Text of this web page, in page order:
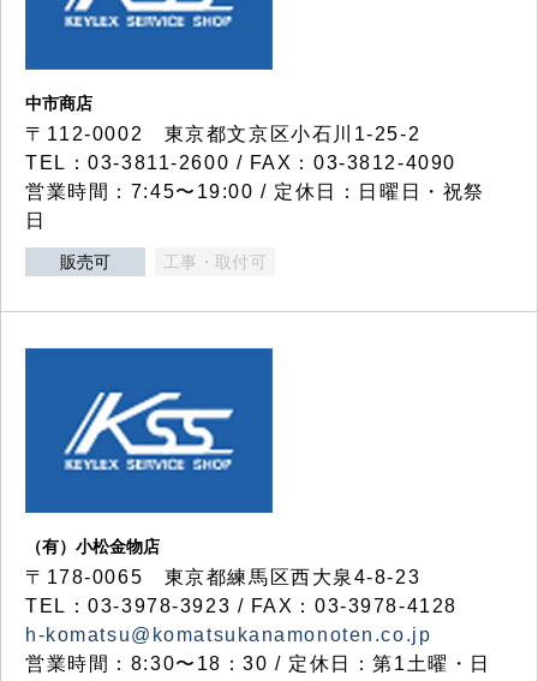
中市商店
〒112-0002 東京都文京区小石川1-25-2
TEL：03-3811-2600 / FAX：03-3812-4090
営業時間：7:45〜19:00 / 定休日：日曜日・祝祭
日
販売可 工事・取付可
（有）小松金物店
〒178-0065 東京都練馬区西大泉4-8-23
TEL：03-3978-3923 / FAX：03-3978-4128
h-komatsu@komatsukanamonoten.co.jp
営業時間：8:30〜18：30 / 定休日：第1土曜・日